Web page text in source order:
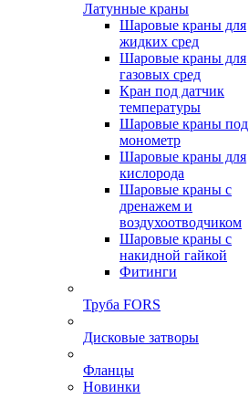
Латунные краны
Шаровые краны для
жидких сред
Шаровые краны для
газовых сред
Кран под датчик
температуры
Шаровые краны под
монометр
Шаровые краны для
кислорода
Шаровые краны с
дренажем и
воздухоотводчиком
Шаровые краны с
накидной гайкой
Фитинги
Труба FORS
Дисковые затворы
Фланцы
Новинки